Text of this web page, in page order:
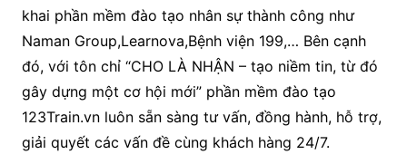
khai phần mềm đào tạo nhân sự thành công như
Naman Group,Learnova,Bệnh viện 199,… Bên cạnh
đó, với tôn chỉ “CHO LÀ NHẬN – tạo niềm tin, từ đó
gây dựng một cơ hội mới” phần mềm đào tạo
123Train.vn luôn sẵn sàng tư vấn, đồng hành, hỗ trợ,
giải quyết các vấn đề cùng khách hàng 24/7.